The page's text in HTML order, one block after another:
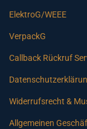
ElektroG/WEEE
VerpackG
Callback Rückruf
Widerrufsrecht &
Allgemeinen